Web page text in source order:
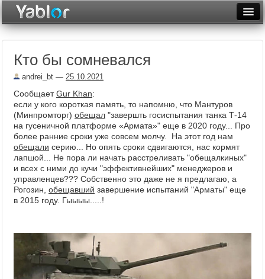
Неделя
Рейтинги
Архив
Фототоп
Видеотоп
Кто бы сомневался
andrei_bt — 25.10.2021
СообщаетGur Khan:
если у кого короткая память, то напомню, что Мантуров
(Минпромторг) обещал "завершть госиспытания танка Т-14
на гусеничной платформе «Армата»" еще в 2020 году... Про
более ранние сроки уже совсем молчу. На этот год нам
обещали серию... Но опять сроки сдвигаются, нас кормят
лапшой... Не пора ли начать расстреливать "обещалкиных"
и всех с ними до кучи "эффективнейших" менеджеров и
управленцев??? Собственно это даже не я предлагаю, а
Рогозин, обещавший завершение испытаний "Арматы" еще
в 2015 году. Гыыыы.....!